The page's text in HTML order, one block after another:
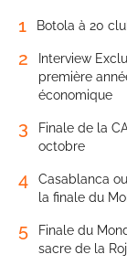
1 Botola à 20
2
Interview
première
économique
3
Finale de la
octobre
4
Casablanca
la finale du
5
Finale du
sacre de la